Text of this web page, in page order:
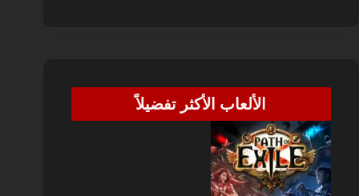
الألعاب الأكثر تفضيلاً